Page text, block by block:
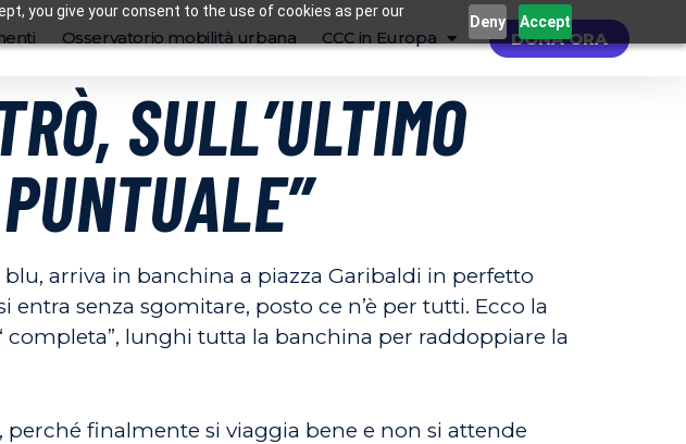
you give your consent to the use of cookies as per our
Deny Accept
Osservatorio mobilità urbana CCC in Europa DONA ORA
SULL’ULTIMO
arriva in banchina a piazza Garibaldi in perfetto
senza sgomitare, posto ce n’è per tutti. Ecco la
completa”, lunghi tutta la banchina per raddoppiare la
perché finalmente si viaggia bene e non si attende